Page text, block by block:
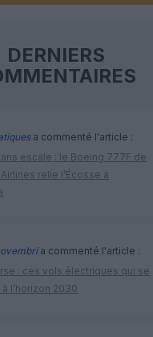
DERNIERS
a commenté l'article :
escale : le Boeing 777F de
relie l’Écosse à
a commenté l'article :
: ces vols électriques qui se
l’horizon 2030